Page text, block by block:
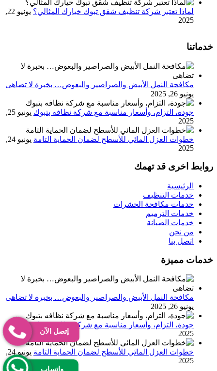
لماذا تعتبر شركة تنظيف شقق تبوك خيارك المثالي؟
يونيو 22,
2025
خدماتنا
مكافحة النمل الأبيض والصراصير والبعوض… بخبرة لا تضاهى
يونيو 26, 2025
جودة، التزام، وأسعار مناسبة مع شركة نظافه بتبوك
يونيو 25,
2025
خطوات العزل المائي للأسطح لضمان الحماية التامة
يونيو 24,
2025
روابط اخرى قد تهمك
الرئيسية
خدمات التنظيف
خدمات مكافحة الحشرات
خدمات الترميم
خدمات الصيانة
من نحن
اتصل بنا
خدمات مميزة
مكافحة النمل الأبيض والصراصير والبعوض… بخبرة لا تضاهى
يونيو 26, 2025
جودة، التزام، وأسعار مناسبة مع شركة نظافه بتبوك
يونيو 25,
2025
خطوات العزل المائي للأسطح لضمان الحماية التامة
يونيو 24,
2025
إتصل الآن
واتساب